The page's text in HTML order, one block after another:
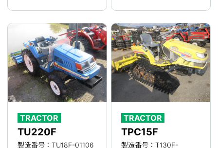
TRACTOR
TU220F
製造番号：TU18F-01106
TRACTOR
TPC15F
製造番号：T130F-